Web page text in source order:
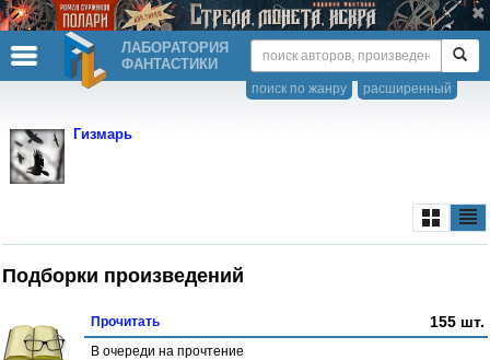
ЛАБОРАТОРИЯ
ФАНТАСТИКИ
расширенный
поиск по жанру
Гизмарь
Подборки произведений
Прочитать 155 шт.
В очереди на прочтение